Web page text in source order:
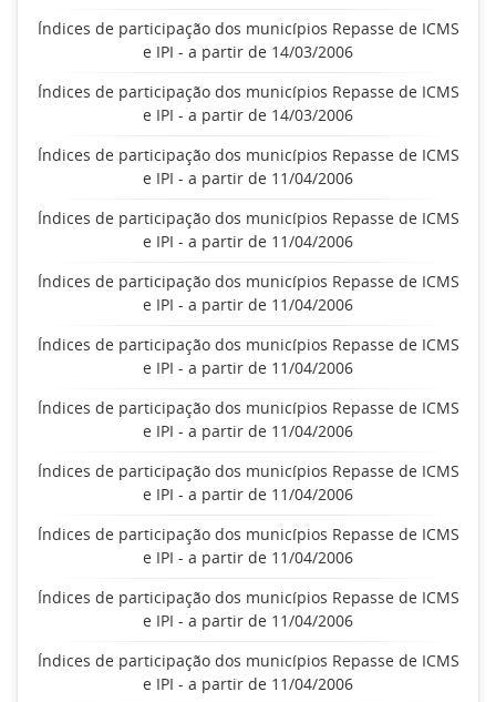
Índices de participação dos municípios Repasse de ICMS
e IPI - a partir de 14/03/2006
Índices de participação dos municípios Repasse de ICMS
e IPI - a partir de 14/03/2006
Índices de participação dos municípios Repasse de ICMS
e IPI - a partir de 11/04/2006
Índices de participação dos municípios Repasse de ICMS
e IPI - a partir de 11/04/2006
Índices de participação dos municípios Repasse de ICMS
e IPI - a partir de 11/04/2006
Índices de participação dos municípios Repasse de ICMS
e IPI - a partir de 11/04/2006
Índices de participação dos municípios Repasse de ICMS
e IPI - a partir de 11/04/2006
Índices de participação dos municípios Repasse de ICMS
e IPI - a partir de 11/04/2006
Índices de participação dos municípios Repasse de ICMS
e IPI - a partir de 11/04/2006
Índices de participação dos municípios Repasse de ICMS
e IPI - a partir de 11/04/2006
Índices de participação dos municípios Repasse de ICMS
e IPI - a partir de 11/04/2006